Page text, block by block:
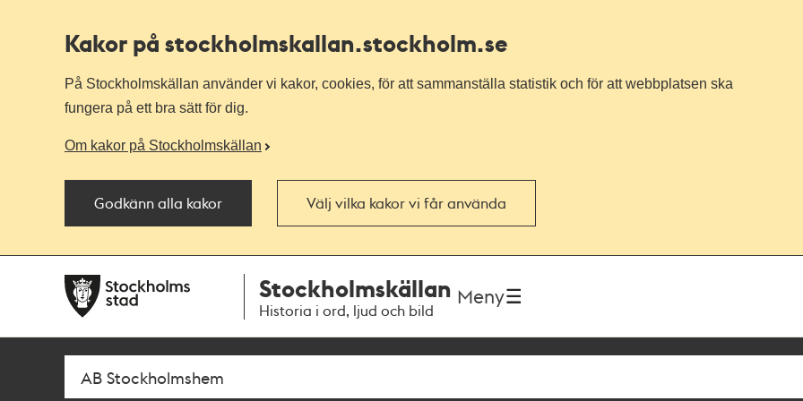
Kakor på stockholmskallan.stockholm.se
På Stockholmskällan använder vi kakor, cookies, för att sammanställa statistik och för att webbplatsen ska
fungera på ett bra sätt för dig.
Om kakor på Stockholmskällan
Godkänn alla kakor Välj vilka kakor vi får använda
navigationen
huvudinnehållet
Stockholmskällan
Historia i ord, ljud och bild
Meny
Sök